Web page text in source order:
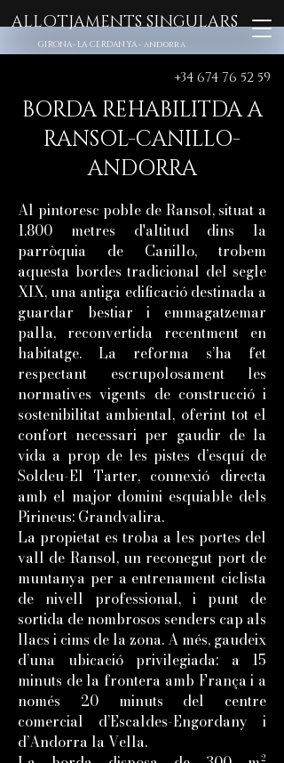
ALLOTJAMENTS SINGULARS
GIRONA- LA CERDANYA - andorra
+34 674 76 52 59
BORDA REHABILITDA A
RANSOL-CANILLO-
ANDORRA
Al pintoresc poble de Ransol, situat a
1.800 metres d'altitud dins la
parròquia de Canillo, trobem
aquesta bordes tradicional del segle
XIX, una antiga edificació destinada a
guardar bestiar i emmagatzemar
palla, reconvertida recentment en
habitatge. La reforma s’ha fet
respectant escrupolosament les
normatives vigents de construcció i
sostenibilitat ambiental, oferint tot el
confort necessari per gaudir de la
vida a prop de les pistes d’esquí de
Soldeu-El Tarter, connexió directa
amb el major domini esquiable dels
Pirineus: Grandvalira.
La propietat es troba a les portes del
vall de Ransol, un reconegut port de
muntanya per a entrenament ciclista
de nivell professional, i punt de
sortida de nombrosos senders cap als
llacs i cims de la zona. A més, gaudeix
d’una ubicació privilegiada: a 15
minuts de la frontera amb França i a
només 20 minuts del centre
comercial d’Escaldes-Engordany i
d’Andorra la Vella.